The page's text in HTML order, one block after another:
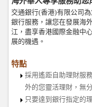
交通銀行(香港)有限公司
銀行服務，讓您在發展海
江，盡享香港國際金融中
展的機遇。
特點
採用遙距自助理財服
外的您靈活理財，無
只要達到銀行指定的